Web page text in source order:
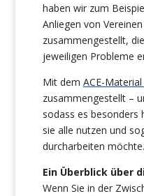
haben wir zum
Anliegen von
zusammengestellt,
jeweiligen Probleme
Mit dem ACE-Material
zusammengestellt –
sodass es besonders
sie alle nutzen und
durcharbeiten möchte.
Ein Überblick über
Wenn Sie in der